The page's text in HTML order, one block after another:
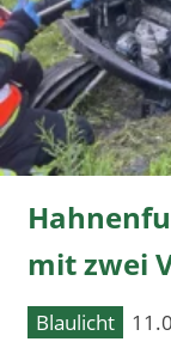
mit zwei
Blaulicht